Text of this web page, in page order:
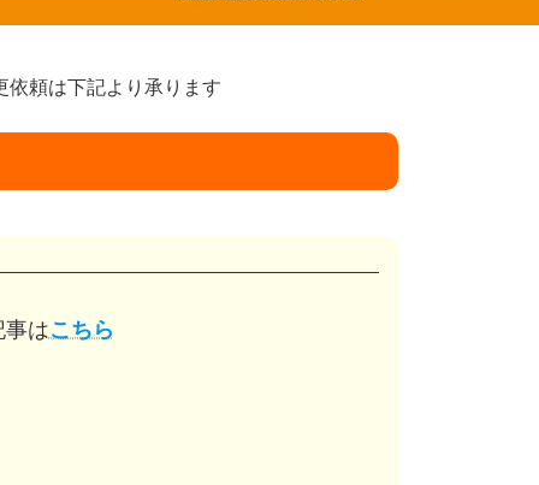
依頼は下記より承ります
事はこちら